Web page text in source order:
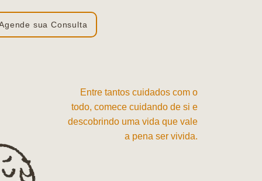
sua Consulta
Entre tantos cuidados com o
todo, comece cuidando de si e
descobrindo uma vida que vale
a pena ser vivida.